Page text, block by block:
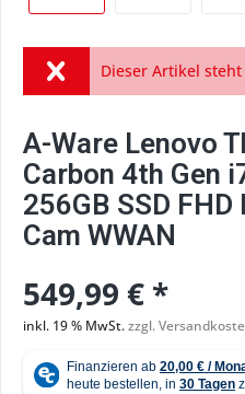
Dieser Artikel
A-Ware Lenovo
Carbon 4th Gen
256GB SSD
Cam WWAN
549,99 € *
inkl. 19 % MwSt.zzgl.